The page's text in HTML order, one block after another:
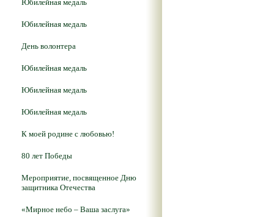
Юбилейная медаль
Юбилейная медаль
День волонтера
Юбилейная медаль
Юбилейная медаль
Юбилейная медаль
К моей родине с любовью!
80 лет Победы
Мероприятие, посвященное Дню
защитника Отечества
«Мирное небо – Ваша заслуга»